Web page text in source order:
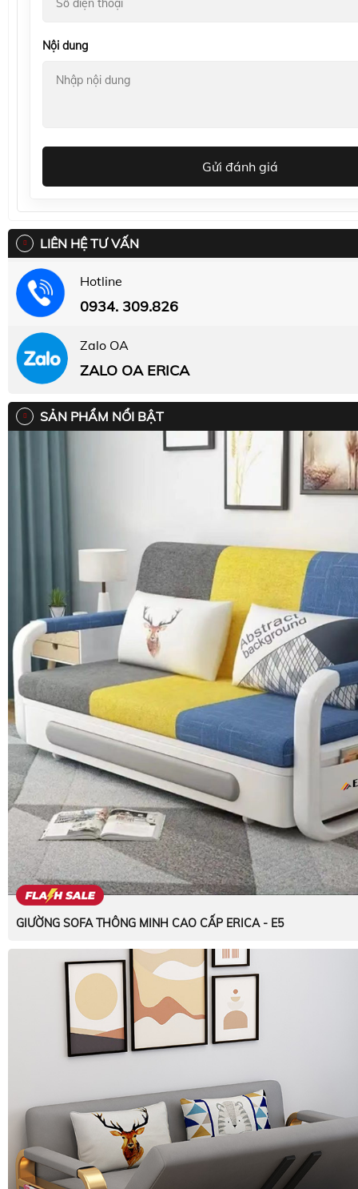
Nội dung
Gửi đánh giá
LIÊN HỆ TƯ VẤN
Hotline
0934. 309.826
Zalo OA
ZALO OA ERICA
SẢN PHẨM NỔI BẬT
GIƯỜNG SOFA THÔNG MINH CAO CẤP ERICA - E5